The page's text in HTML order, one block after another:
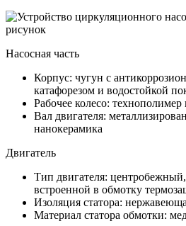
Насосная часть
Корпус: чугун с
катафорезом и водостойкой
Рабочее колесо:
Вал двигателя:
нанокерамика
Двигатель
Тип двигателя:
встроенной в обмотку
Изоляция статора:
Материал статора обмотки: